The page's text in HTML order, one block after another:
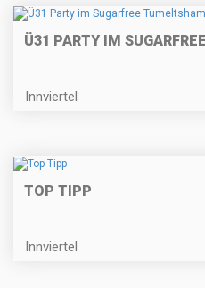
Ü31 PARTY IM
Innviertel
TOP TIPP
Innviertel